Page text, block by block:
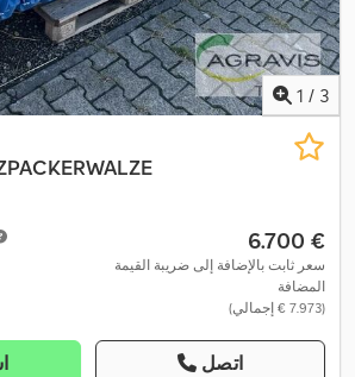
1 / 3
‏6.700 €
سعر ثابت بالإضافة إلى ضريبة القيمة
المضافة
(‏7.973 € إجمالي)
اتصل